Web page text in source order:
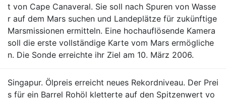
t von Cape Canaveral. Sie soll nach Spuren von Wasse
r auf dem Mars suchen und Landeplätze für zukünftige
Marsmissionen ermitteln. Eine hochauflösende Kamera
soll die erste vollständige Karte vom Mars ermögliche
n. Die Sonde erreichte ihr Ziel am 10. März 2006.
Singapur. Ölpreis erreicht neues Rekordniveau. Der Prei
s für ein Barrel Rohöl kletterte auf den Spitzenwert vo